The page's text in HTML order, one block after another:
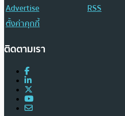
Advertise
RSS
ตั้งค่าคุกกี้
ติดตามเรา